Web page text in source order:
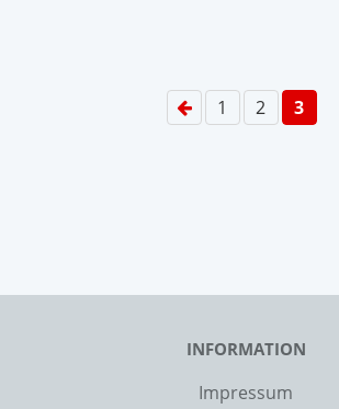
1 2 3
INFORMATION
Impressum